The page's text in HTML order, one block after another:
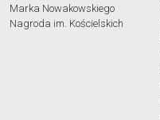
Marka Nowakowskiego
Nagroda im. Kościelskich